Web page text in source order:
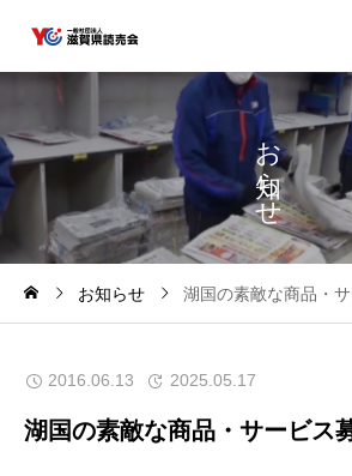
お
ら
せ
お知らせ 湖国の素敵な商品・
2016.06.13 2025.05.17
湖国の素敵な商品・サービス